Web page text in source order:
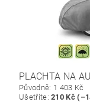
PLACHTA NA
Původně: 1 403 Kč
Ušetříte:210 Kč